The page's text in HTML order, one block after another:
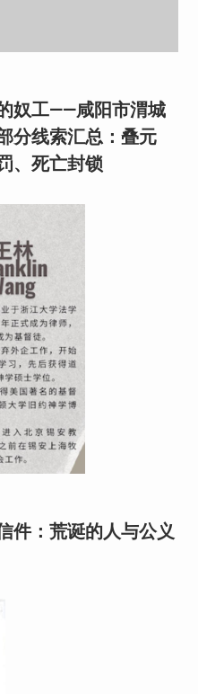
奴工——咸阳市渭城
分线索汇总：叠元
、死亡封锁
件：荒诞的人与公义